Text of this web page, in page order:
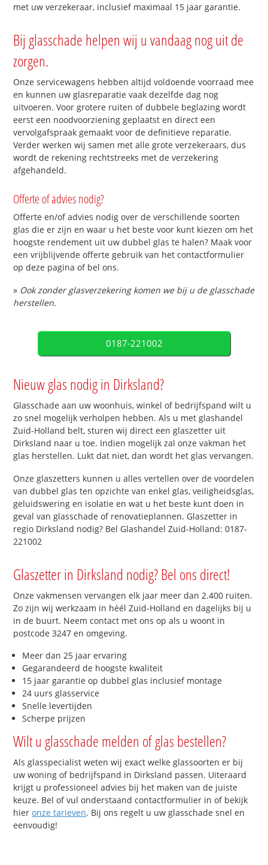
met uw verzekeraar, inclusief maximaal 15 jaar garantie.
Bij glasschade helpen wij u vandaag nog uit de
zorgen.
Onze servicewagens hebben altijd voldoende voorraad mee
en kunnen uw glasreparatie vaak dezelfde dag nog
uitvoeren. Voor grotere ruiten of dubbele beglazing wordt
eerst een noodvoorziening geplaatst en direct een
vervolgafspraak gemaakt voor de definitieve reparatie.
Verder werken wij samen met alle grote verzekeraars, dus
wordt de rekening rechtstreeks met de verzekering
afgehandeld.
Offerte of advies nodig?
Offerte en/of advies nodig over de verschillende soorten
glas die er zijn en waar u het beste voor kunt kiezen om het
hoogste rendement uit uw dubbel glas te halen? Maak voor
een vrijblijvende offerte gebruik van het contactformulier
op deze pagina of bel ons.
» Ook zonder glasverzekering komen we bij u de glasschade
herstellen.
0187-221002
Nieuw glas nodig in Dirksland?
Glasschade aan uw woonhuis, winkel of bedrijfspand wilt u
zo snel mogelijk verholpen hebben. Als u met glashandel
Zuid-Holland belt, sturen wij direct een glaszetter uit
Dirksland naar u toe. Indien mogelijk zal onze vakman het
glas herstellen. Lukt dat niet, dan wordt het glas vervangen.
Onze glaszetters kunnen u alles vertellen over de voordelen
van dubbel glas ten opzichte van enkel glas, veiligheidsglas,
geluidswering en isolatie en wat u het beste kunt doen in
geval van glasschade of renovatieplannen. Glaszetter in
regio Dirksland nodig? Bel Glashandel Zuid-Holland: 0187-
221002
Glaszetter in Dirksland nodig? Bel ons direct!
Onze vakmensen vervangen elk jaar meer dan 2.400 ruiten.
Zo zijn wij werkzaam in héél Zuid-Holland en dagelijks bij u
in de buurt. Neem contact met ons op als u woont in
postcode 3247 en omgeving.
Meer dan 25 jaar ervaring
Gegarandeerd de hoogste kwaliteit
15 jaar garantie op dubbel glas inclusief montage
24 uurs glasservice
Snelle levertijden
Scherpe prijzen
Wilt u glasschade melden of glas bestellen?
Als glasspecialist weten wij exact welke glassoorten er bij
uw woning of bedrijfspand in Dirksland passen. Uiteraard
krijgt u professioneel advies bij het maken van de juiste
keuze. Bel of vul onderstaand contactformulier in of bekijk
hieronze tarieven. Bij ons regelt u uw glasschade snel en
eenvoudig!